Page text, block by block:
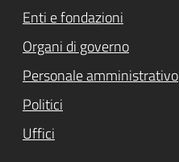
Enti e fondazioni
Organi di governo
Personale amministrativo
Politici
Uffici